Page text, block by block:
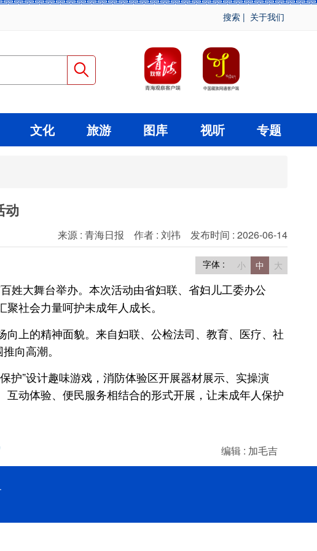
搜索| 关于我们
文化 旅游 图库 视听 专题
动
来源 : 青海日报 作者 : 刘祎 发布时间 : 2026-06-14
字体 : 小 中 大
姓大舞台举办。本次活动由省妇联、省妇儿工委办公
社会力量呵护未成年人成长。
上的精神面貌。来自妇联、公检法司、教育、医疗、社
向高潮。
护”设计趣味游戏，消防体验区开展器材展示、实操演
动体验、便民服务相结合的形式开展，让未成年人保护
编辑 : 加毛吉